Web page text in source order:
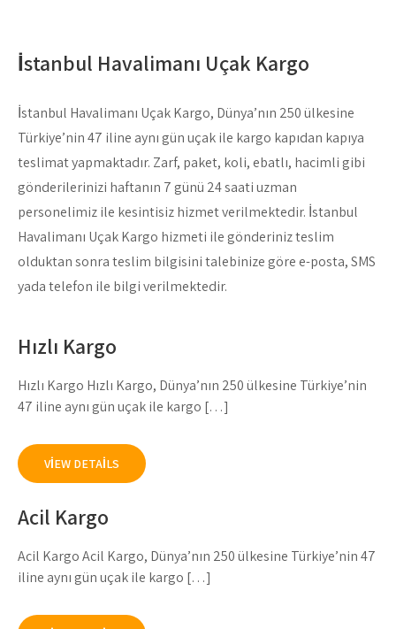
İstanbul Havalimanı Uçak Kargo
İstanbul Havalimanı Uçak Kargo, Dünya’nın 250 ülkesine
Türkiye’nin 47 iline aynı gün uçak ile kargo kapıdan kapıya
teslimat yapmaktadır. Zarf, paket, koli, ebatlı, hacimli gibi
gönderilerinizi haftanın 7 günü 24 saati uzman
personelimiz ile kesintisiz hizmet verilmektedir. İstanbul
Havalimanı Uçak Kargo hizmeti ile gönderiniz teslim
olduktan sonra teslim bilgisini talebinize göre e-posta, SMS
yada telefon ile bilgi verilmektedir.
Hızlı Kargo
Hızlı Kargo Hızlı Kargo, Dünya’nın 250 ülkesine Türkiye’nin
47 iline aynı gün uçak ile kargo […]
VIEW DETAILS
Acil Kargo
Acil Kargo Acil Kargo, Dünya’nın 250 ülkesine Türkiye’nin 47
iline aynı gün uçak ile kargo […]